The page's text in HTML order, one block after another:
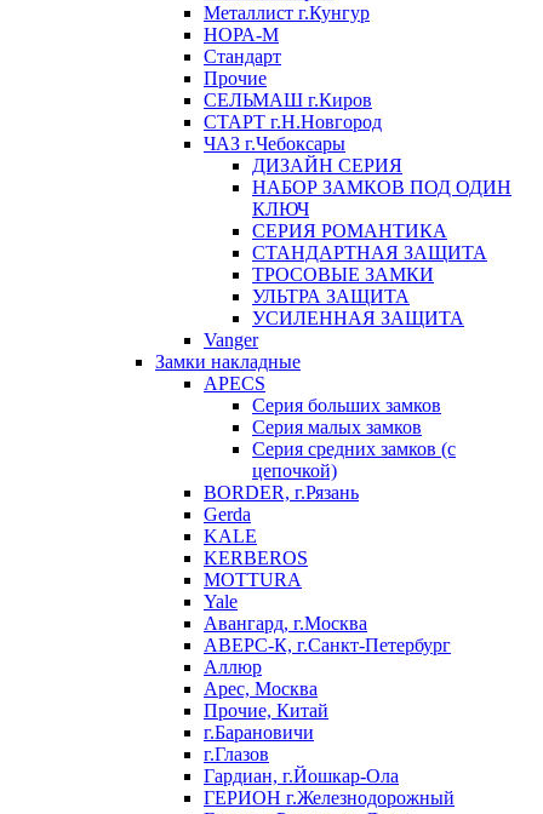
Металлист г.Кунгур
НОРА-М
Стандарт
Прочие
СЕЛЬМАШ г.Киров
СТАРТ г.Н.Новгород
ЧАЗ г.Чебоксары
ДИЗАЙН СЕРИЯ
НАБОР ЗАМКОВ ПОД ОДИН
КЛЮЧ
СЕРИЯ РОМАНТИКА
СТАНДАРТНАЯ ЗАЩИТА
ТРОСОВЫЕ ЗАМКИ
УЛЬТРА ЗАЩИТА
УСИЛЕННАЯ ЗАЩИТА
Vanger
Замки накладные
APECS
Серия больших замков
Серия малых замков
Серия средних замков (с
цепочкой)
BORDER, г.Рязань
Gerda
KALE
KERBEROS
MOTTURA
Yale
Авангард, г.Москва
АВЕРС-К, г.Санкт-Петербург
Аллюр
Арес, Москва
Прочие, Китай
г.Барановичи
г.Глазов
Гардиан, г.Йошкар-Ола
ГЕРИОН г.Железнодорожный